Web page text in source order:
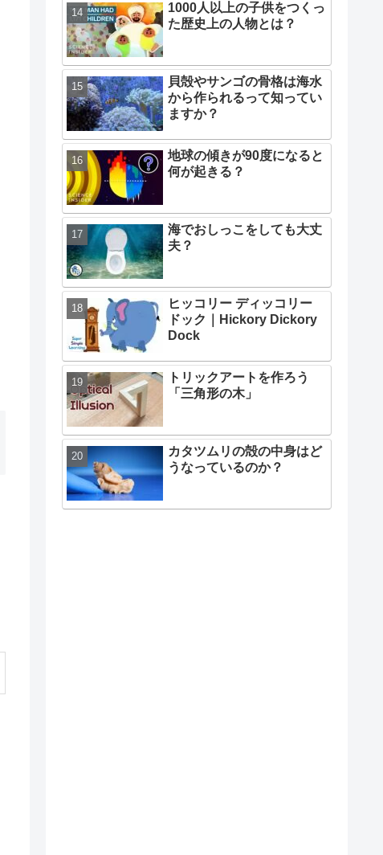
1000人以上の子供をつくっ
た歴史上の人物とは？
貝殻やサンゴの骨格は海水
から作られるって知ってい
ますか？
地球の傾きが90度になると
何が起きる？
海でおしっこをしても大丈
夫？
ヒッコリー ディッコリー
ドック｜Hickory Dickory
Dock
トリックアートを作ろう
「三角形の木」
カタツムリの殻の中身はど
うなっているのか？